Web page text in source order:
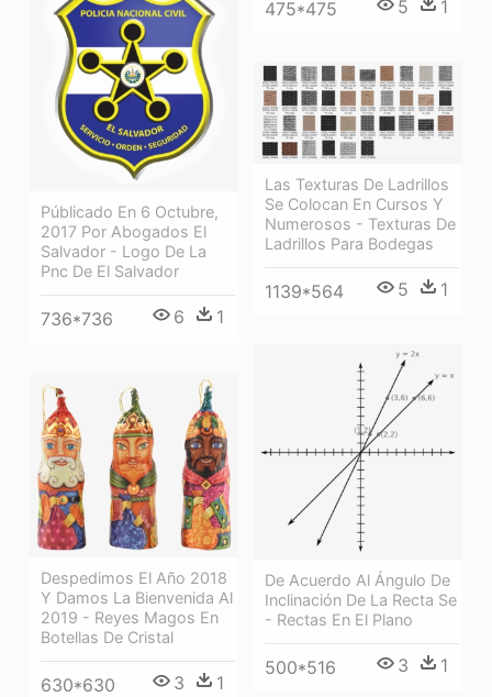
475*475 5 1
Públicado En 6 Octubre,
2017 Por Abogados El
Salvador - Logo De La
Pnc De El Salvador
736*736 6 1
Las Texturas De Ladrillos
Se Colocan En Cursos Y
Numerosos - Texturas De
Ladrillos Para Bodegas
1139*564 5 1
De Acuerdo Al Ángulo De
Inclinación De La Recta Se
- Rectas En El Plano
500*516 3 1
Despedimos El Año 2018
Y Damos La Bienvenida Al
2019 - Reyes Magos En
Botellas De Cristal
630*630 3 1